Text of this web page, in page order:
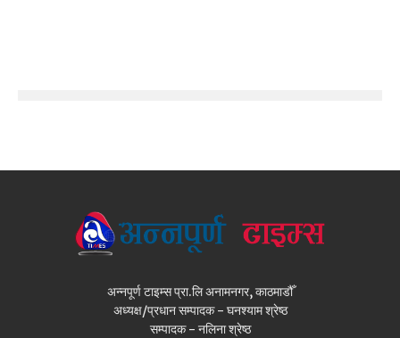
अन्नपूर्ण टाइम्स प्रा.लि अनामनगर, काठमाडौँ
अध्यक्ष/प्रधान सम्पादक - घनश्याम श्रेष्ठ
सम्पादक - नलिना श्रेष्ठ